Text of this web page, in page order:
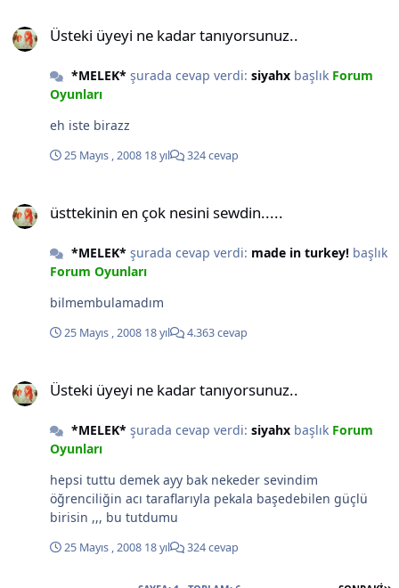
Üsteki üyeyi ne kadar tanıyorsunuz..
*MELEK*şurada cevap verdi: siyahxbaşlık Forum
Oyunları
eh iste birazz
25 Mayıs , 2008 18 yıl 324 cevap
üsttekinin en çok nesini sewdin.....
*MELEK*şurada cevap verdi: made in turkey!başlık
Forum Oyunları
bilmembulamadım
25 Mayıs , 2008 18 yıl 4.363 cevap
Üsteki üyeyi ne kadar tanıyorsunuz..
*MELEK*şurada cevap verdi: siyahxbaşlık Forum
Oyunları
hepsi tuttu demek ayy bak nekeder sevindim
öğrenciliğin acı taraflarıyla pekala başedebilen güçlü
birisin ,,, bu tutdumu
25 Mayıs , 2008 18 yıl 324 cevap